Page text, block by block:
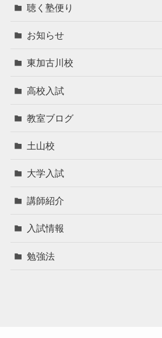
聴く塾便り
お知らせ
東加古川校
高校入試
教室ブログ
土山校
大学入試
講師紹介
入試情報
勉強法